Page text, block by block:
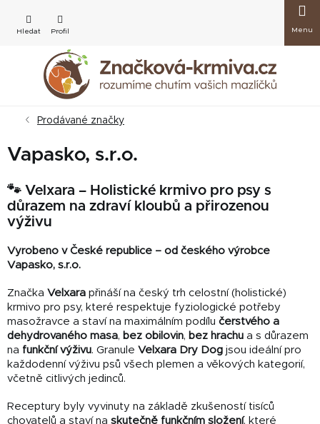
obsah
košík
Prodávané značky
Vapasko, s.r.o.
🐾 Velxara – Holistické krmivo pro psy s
důrazem na zdraví kloubů a přirozenou
výživu
Vyrobeno v České republice – od českého výrobce
Vapasko, s.r.o.
Značka Velxara přináší na český trh celostní (holistické)
krmivo pro psy, které respektuje fyziologické potřeby
masožravce a staví na maximálním podílu čerstvého a
dehydrovaného masa, bez obilovin, bez hrachu a s důrazem
na funkční výživu. Granule Velxara Dry Dog jsou ideální pro
každodenní výživu psů všech plemen a věkových kategorií,
včetně citlivých jedinců.
Receptury byly vyvinuty na základě zkušeností tisíců
chovatelů a staví na skutečně funkčním složení, které